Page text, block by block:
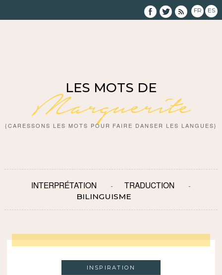
FR ES
LES MOTS DE
Marguerite
{CARESSONS LES MOTS POUR FAIRE DANSER LES LANGUES}
INTERPRÉTATION TRADUCTION
BILINGUISME
INSPIRATION